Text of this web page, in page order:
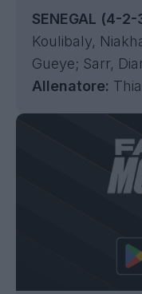
SENEGAL (4-2-
Koulibaly,
Gueye; Sarr,
Allenatore: